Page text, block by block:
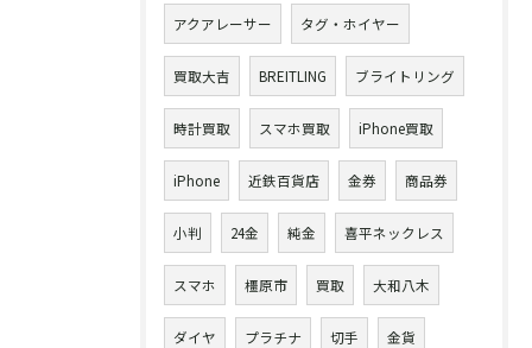
アクアレーサー タグ・ホイヤー
買取大吉 BREITLING ブライトリング
時計買取 スマホ買取 iPhone買取
iPhone 近鉄百貨店 金券 商品券
小判 24金 純金 喜平ネックレス
スマホ 橿原市 買取 大和八木
ダイヤ プラチナ 切手 金貨